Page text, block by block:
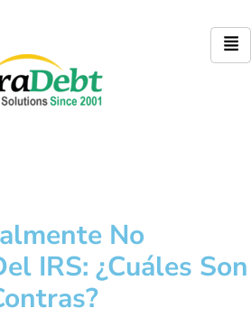
No
IRS: ¿Cuáles Son